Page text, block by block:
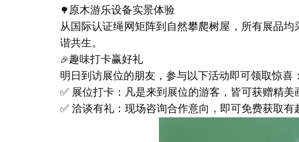
🌳 原木游乐设备实景体验
从国际认证绳网矩阵到自然攀爬树屋，所有展品
谐共生。
🎉趣味打卡赢好礼
明日到访展位的朋友，参与以下活动即可领取惊喜：
✅ 展位打卡：凡是来到展位的游客，皆可获赠精美
✅ 洽谈有礼：现场咨询合作意向，即可免费获取有